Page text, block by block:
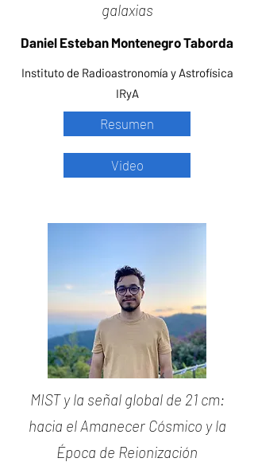
galaxias
Daniel Esteban Montenegro Taborda
Instituto de Radioastronomía y Astrofísica
IRyA
Resumen
Video
MIST y la señal global de 21 cm:
hacia el Amanecer Cósmico y la
Época de Reionización